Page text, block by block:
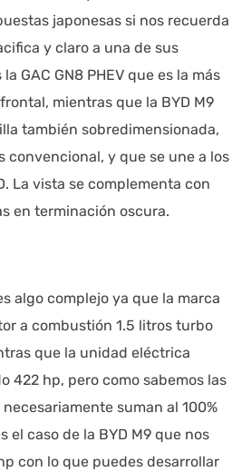
japonesas si nos recuerda
y claro a una de sus
GAC GN8 PHEV que es la más
mientras que la BYD M9
también sobredimensionada,
convencional, y que se une a los
La vista se complementa con
en terminación oscura.
algo complejo ya que la marca
a combustión 1.5 litros turbo
que la unidad eléctrica
422 hp, pero como sabemos las
suman al 100%
el caso de la BYD M9 que nos
con lo que puedes desarrollar
lo que necesitas. ¿Qué estás
con IA (OpenAI) ofrece
puede contener errores.
Autoanalítica optimiza